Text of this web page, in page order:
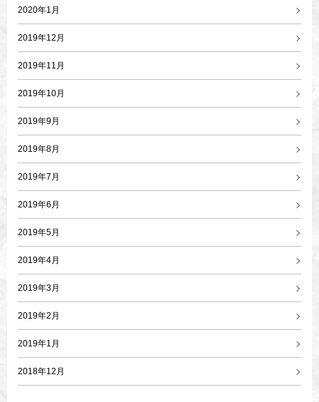
2020年1月
2019年12月
2019年11月
2019年10月
2019年9月
2019年8月
2019年7月
2019年6月
2019年5月
2019年4月
2019年3月
2019年2月
2019年1月
2018年12月